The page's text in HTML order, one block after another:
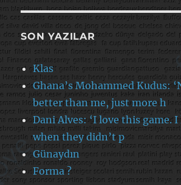
SON YAZILAR
Klas
Ghana’s Mohammed Kudus:
better than me, just more h
Dani Alves: ‘I love this game.
when they didn’t p
Günaydın
Forma ?